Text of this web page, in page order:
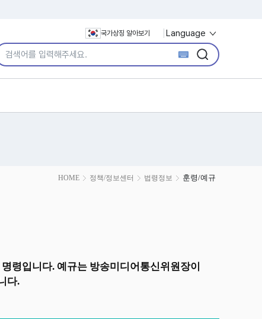
국가상징 알아보기 Language
합검색어 입력
검색
검색
HOME 정책/정보센터 법령정보 훈령/예규
령입니다. 예규는 방송미디어통신위원장이
다.